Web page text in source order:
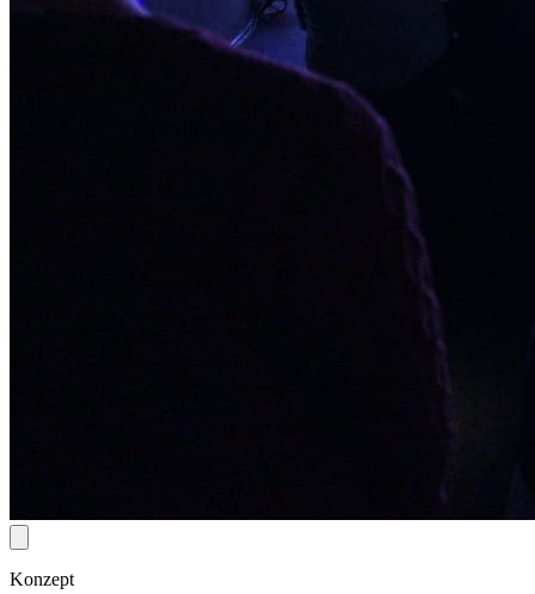
Konzept